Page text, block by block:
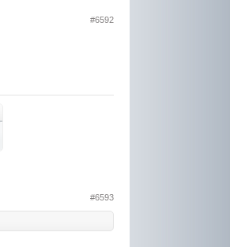
#6592
#6593